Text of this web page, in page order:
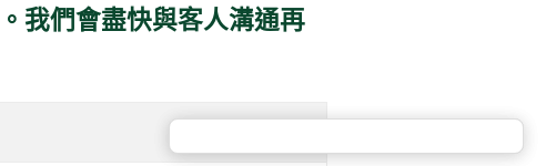
我們會盡快與客人溝通再